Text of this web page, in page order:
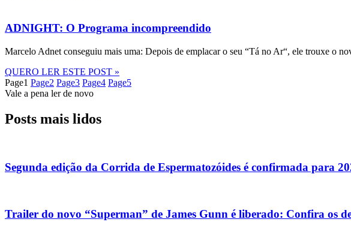
ADNIGHT: O Programa incompreendido
Marcelo Adnet conseguiu mais uma: Depois de emplacar o seu “Tá no Ar“, ele trouxe o
QUERO LER ESTE POST »
Page1 Page2 Page3 Page4 Page5
Vale a pena ler de novo
Posts mais lidos
Segunda edição da Corrida de Espermatozóides é confirmada para
Trailer do novo “Superman” de James Gunn é liberado: Confira os